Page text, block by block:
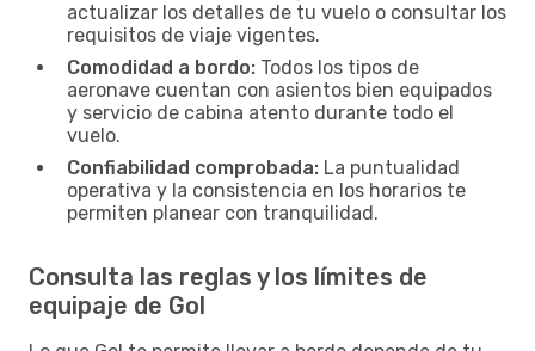
actualizar los detalles de tu vuelo o consultar los
requisitos de viaje vigentes.
Comodidad a bordo: Todos los tipos de
aeronave cuentan con asientos bien equipados
y servicio de cabina atento durante todo el
vuelo.
Confiabilidad comprobada: La puntualidad
operativa y la consistencia en los horarios te
permiten planear con tranquilidad.
Consulta las reglas y los límites de
equipaje de Gol